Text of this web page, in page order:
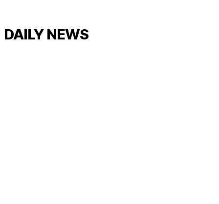
DAILY NEWS